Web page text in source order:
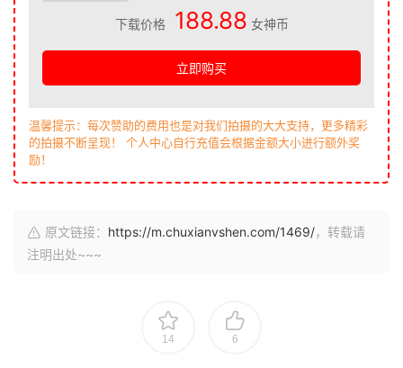
下载价格 188.88 女神币
立即购买
温馨提示：每次赞助的费用也是对我们拍摄的大大支持，更多精彩
的拍摄不断呈现！ 个人中心自行充值会根据金额大小进行额外奖
励！
原文链接： https://m.chuxianvshen.com/1469/，转载请
注明出处~~~
14 6